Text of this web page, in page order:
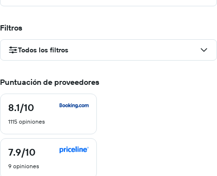
Filtros
Todos los filtros
Puntuación de proveedores
8.1/10
8.1
10
1115 opiniones
7.9/10
7.9
10
9 opiniones